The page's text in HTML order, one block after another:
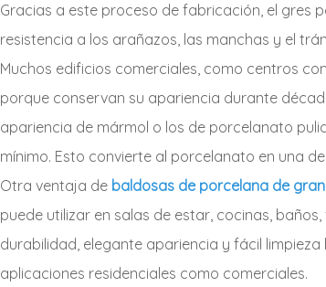
Gracias a este proceso de fabricación, el gres
resistencia a los arañazos, las manchas y el
Muchos edificios comerciales, como centros
porque conservan su apariencia durante
apariencia de mármol o los de porcelanato
mínimo. Esto convierte al porcelanato en una
Otra ventaja de baldosas de porcelana de
puede utilizar en salas de estar, cocinas,
durabilidad, elegante apariencia y fácil
aplicaciones residenciales como comerciales.